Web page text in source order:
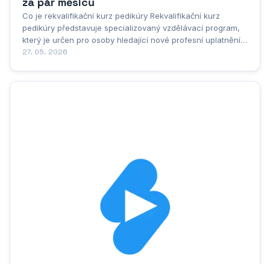
Co je rekvalifikační kurz pedikúry Rekvalifikační kurz
pedikúry představuje specializovaný vzdělávací program,
který je určen pro osoby hledající nové profesní uplatnění
nebo rozšíření svých stávajících dovedností v oblasti péče
27. 05. 2026